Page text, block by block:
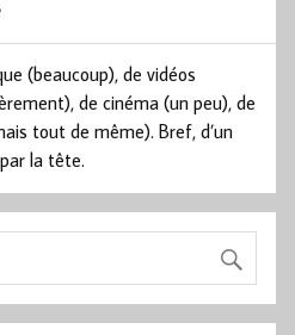
(beaucoup), de vidéos
de cinéma (un peu), de
tout de même). Bref, d’un
la tête.